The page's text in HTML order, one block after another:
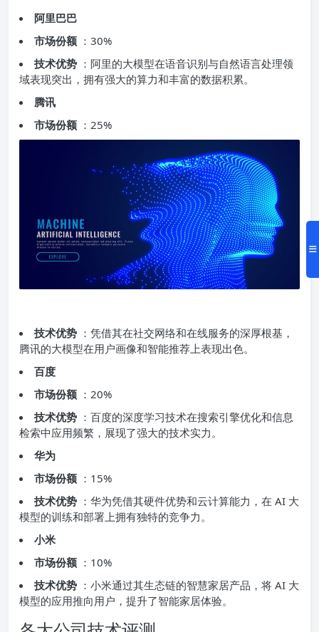
阿里巴巴
市场份额 ：30%
技术优势 ：阿里的大模型在语音识别与自然语言处理领
域表现突出，拥有强大的算力和丰富的数据积累。
腾讯
市场份额 ：25%
技术优势 ：凭借其在社交网络和在线服务的深厚根基，
腾讯的大模型在用户画像和智能推荐上表现出色。
百度
市场份额 ：20%
技术优势 ：百度的深度学习技术在搜索引擎优化和信息
检索中应用频繁，展现了强大的技术实力。
华为
市场份额 ：15%
技术优势 ：华为凭借其硬件优势和云计算能力，在 AI 大
模型的训练和部署上拥有独特的竞争力。
小米
市场份额 ：10%
技术优势 ：小米通过其生态链的智慧家居产品，将 AI 大
模型的应用推向用户，提升了智能家居体验。